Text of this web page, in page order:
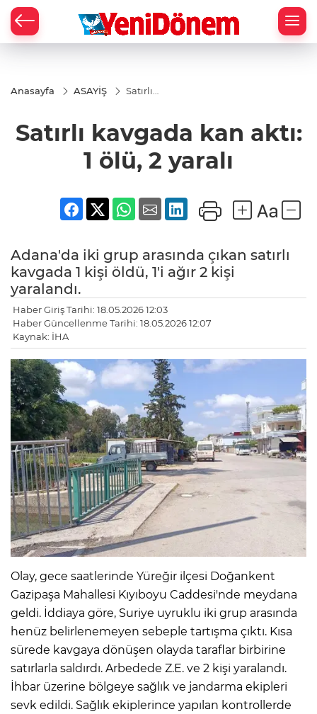
Anasayfa ASAYİŞ
Satırlı
yaralı
Satırlı kavgada kan aktı:
1 ölü, 2 yaralı
Adana'da iki grup arasında çıkan satırlı
kavgada 1 kişi öldü, 1'i ağır 2 kişi
yaralandı.
Haber Giriş Tarihi: 18.05.2026 12:03
Haber Güncellenme Tarihi: 18.05.2026 12:07
Kaynak: İHA
Olay, gece saatlerinde Yüreğir ilçesi Doğankent
Gazipaşa Mahallesi Kıyıboyu Caddesi'nde meydana
geldi. İddiaya göre, Suriye uyruklu iki grup arasında
henüz belirlenemeyen sebeple tartışma çıktı. Kısa
sürede kavgaya dönüşen olayda taraflar birbirine
satırlarla saldırdı. Arbedede Z.E. ve 2 kişi yaralandı.
İhbar üzerine bölgeye sağlık ve jandarma ekipleri
sevk edildi. Sağlık ekiplerince yapılan kontrollerde